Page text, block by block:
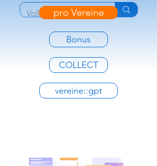
pro Vereine
Bonus
COLLECT
vereine::gpt